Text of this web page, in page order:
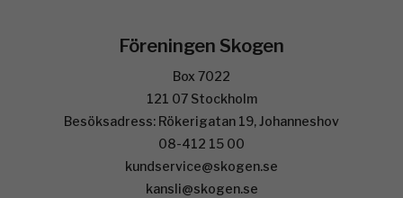
Föreningen Skogen
Box 7022
121 07 Stockholm
Besöksadress: Rökerigatan 19, Johanneshov
08-412 15 00
kundservice@skogen.se
kansli@skogen.se